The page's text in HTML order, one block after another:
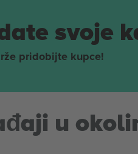
svoje
pridobijte kupce!
u